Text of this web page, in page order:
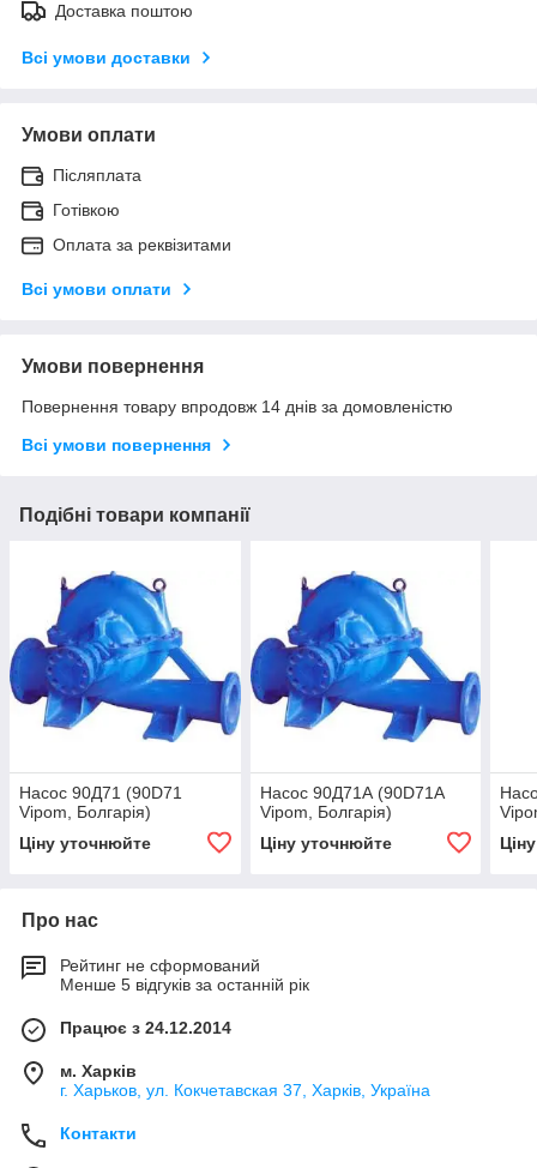
Доставка поштою
Всі умови доставки
Умови оплати
Післяплата
Готівкою
Оплата за реквізитами
Всі умови оплати
Умови повернення
Повернення товару впродовж 14 днів за домовленістю
Всі умови повернення
Подібні товари компанії
Насос 90Д71 (90D71
Vipom, Болгарія)
Ціну уточнюйте
Насос 90Д71А (90D71A
Vipom, Болгарія)
Ціну уточнюйте
Про нас
Рейтинг не сформований
Менше 5 відгуків за останній рік
Працює з 24.12.2014
м. Харків
г. Харьков, ул. Кокчетавская 37, Харків, Україна
Контакти